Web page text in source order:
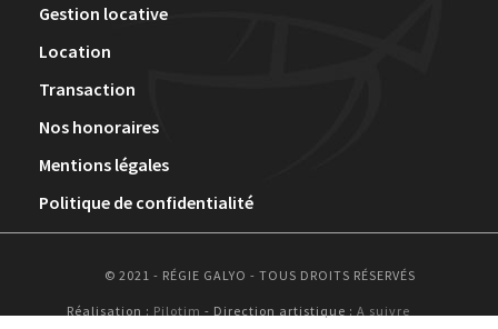
Gestion locative
Location
Transaction
Nos honoraires
Mentions légales
Politique de confidentialité
© 2021 - RÉGIE GALYO - TOUS DROITS RÉSERVÉS
Réalisation : Pilotim - Direction artistique : A suivre